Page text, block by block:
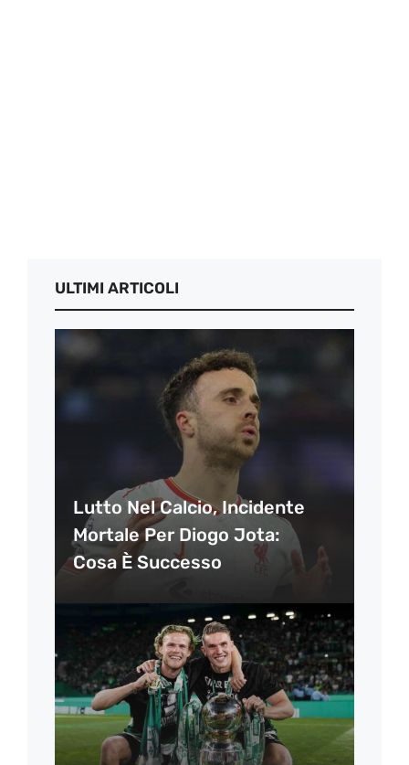
ULTIMI ARTICOLI
Lutto Nel Calcio, Incidente
Mortale Per Diogo Jota:
Cosa È Successo